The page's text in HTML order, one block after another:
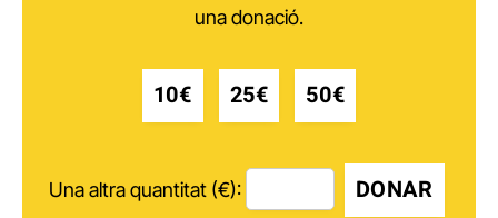
una donació.
10€ 25€ 50€
Una altra quantitat (€): DONAR